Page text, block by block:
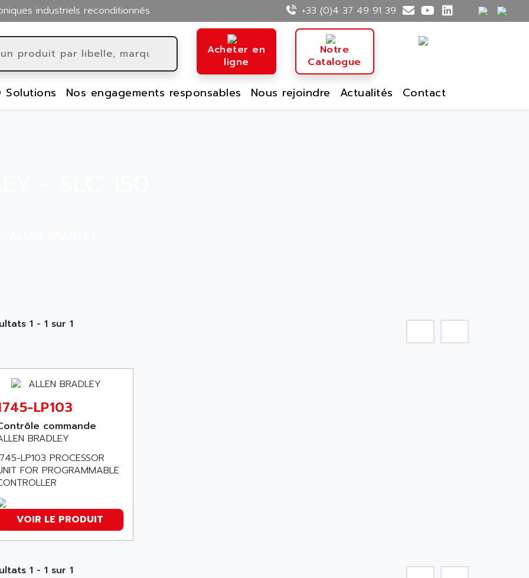
industriels reconditionnés +33 (0)4 37 49 91 39
Acheter en
ligne
Notre
Catalogue
Solutions Nos engagements responsables Nous rejoindre Actualités Contact
1 - 1 sur 1
LP103
commande
BRADLEY
LP103 PROCESSOR
FOR PROGRAMMABLE
VOIR LE PRODUIT
1 - 1 sur 1